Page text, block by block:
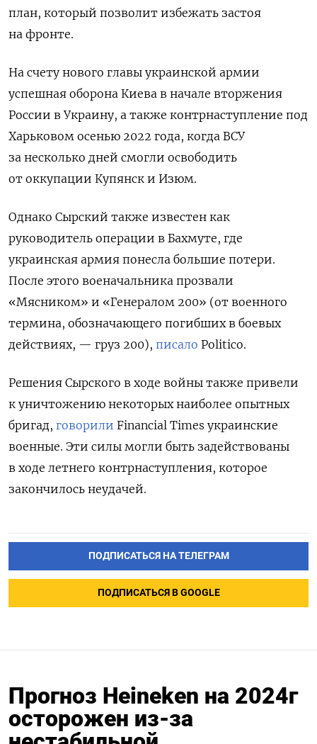
план, который позволит избежать застоя
на фронте.
На счету нового главы украинской армии
успешная оборона Киева в начале вторжения
России в Украину, а также контрнаступление под
Харьковом осенью 2022 года, когда ВСУ
за несколько дней смогли освободить
от оккупации Купянск и Изюм.
Однако Сырский также известен как
руководитель операции в Бахмуте, где
украинская армия понесла большие потери.
После этого военачальника прозвали
«Мясником» и «Генералом 200» (от военного
термина, обозначающего погибших в боевых
действиях, — груз 200), писало Politico.
Решения Сырского в ходе войны также привели
к уничтожению некоторых наиболее опытных
бригад, говорили Financial Times украинские
военные. Эти силы могли быть задействованы
в ходе летнего контрнаступления, которое
закончилось неудачей.
ПОДПИСАТЬСЯ НА ТЕЛЕГРАМ
ПОДПИСАТЬСЯ В GOOGLE
Прогноз Heineken на 2024г
осторожен из-за